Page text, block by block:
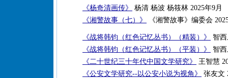
《杨奇清画传》
杨清 杨波 杨筱林 2025年9月
《湘警故事（七）》
《湘警故事》编委会
《战将韩钧（红色记忆丛书）（精装）》
智西
《战将韩钧（红色记忆丛书）（平装）》
智西
《二十世纪三十年代中国文学研究》
王智慧
《公安文学研究--以公安小说为视角》
张友文